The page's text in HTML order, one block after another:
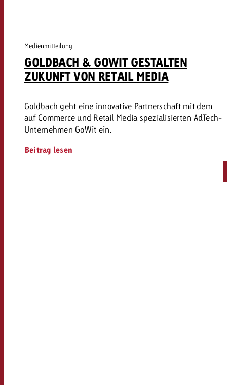
Medienmitteilung
GOLDBACH & GOWIT GESTALTEN
ZUKUNFT VON RETAIL MEDIA
Goldbach geht eine innovative Partnerschaft mit dem
auf Commerce und Retail Media spezialisierten AdTech-
Unternehmen GoWit ein.
Beitrag lesen